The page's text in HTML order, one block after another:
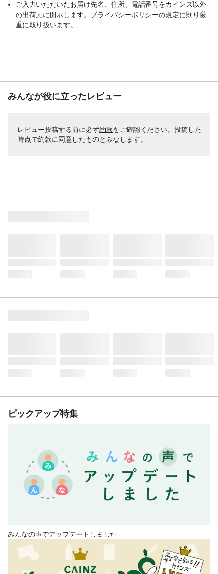
ご入力いただいたお届け先名、住所、電話番号をカインズ以外
の出荷元に開示します。プライバシーポリシーの規定に則り厳
重に取り扱います。
みんなが役に立ったレビュー
レビュー投稿する前に必ず約款をご確認ください。投稿した
時点で約款に同意したものとみなします。
ピックアップ特集
みんなの声でアップデートしました